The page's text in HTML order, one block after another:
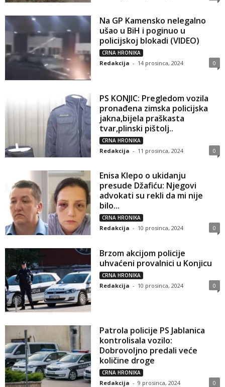
Na GP Kamensko nelegalno
ušao u BiH i poginuo u
policijskoj blokadi (VIDEO)
CRNA HRONIKA
Redakcija - 14 prosinca, 2024 0
PS KONJIC: Pregledom vozila
pronađena zimska policijska
jakna,bijela praškasta
tvar,plinski pištolj..
CRNA HRONIKA
Redakcija - 11 prosinca, 2024 0
Enisa Klepo o ukidanju
presude Džafiću: Njegovi
advokati su rekli da mi nije
bilo...
CRNA HRONIKA
Redakcija - 10 prosinca, 2024 0
Brzom akcijom policije
uhvaćeni provalnici u Konjicu
CRNA HRONIKA
Redakcija - 10 prosinca, 2024 0
Patrola policije PS Jablanica
kontrolisala vozilo:
Dobrovoljno predali veće
količine droge
CRNA HRONIKA
Redakcija - 9 prosinca, 2024 0